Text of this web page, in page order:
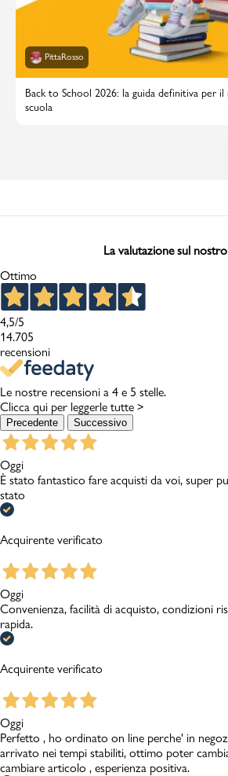
PittaRosso
Back to School 2026: la guida definitiva per
scuola
La valutazione sul
Ottimo
4,5/5
14.705
recensioni
Le nostre recensioni a 4 e 5 stelle.
Clicca qui per leggerle tutte >
Precedente Successivo
Oggi
È stato fantastico fare acquisti da voi, super
stato
Acquirente verificato
Oggi
Convenienza, facilità di acquisto, condizioni
rapida.
Acquirente verificato
Oggi
Perfetto , ho ordinato on line perche' in
arrivato nei tempi stabiliti, ottimo poter
cambiare articolo , esperienza positiva.